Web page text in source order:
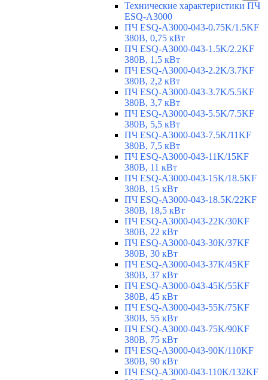
Технические характеристики ПЧ
ESQ-A3000
ПЧ ESQ-A3000-043-0.75K/1.5KF
380В, 0,75 кВт
ПЧ ESQ-A3000-043-1.5K/2.2KF
380В, 1,5 кВт
ПЧ ESQ-A3000-043-2.2K/3.7KF
380В, 2,2 кВт
ПЧ ESQ-A3000-043-3.7K/5.5KF
380В, 3,7 кВт
ПЧ ESQ-A3000-043-5.5K/7.5KF
380В, 5,5 кВт
ПЧ ESQ-A3000-043-7.5K/11KF
380В, 7,5 кВт
ПЧ ESQ-A3000-043-11K/15KF
380В, 11 кВт
ПЧ ESQ-A3000-043-15K/18.5KF
380В, 15 кВт
ПЧ ESQ-A3000-043-18.5K/22KF
380В, 18,5 кВт
ПЧ ESQ-A3000-043-22K/30KF
380В, 22 кВт
ПЧ ESQ-A3000-043-30K/37KF
380В, 30 кВт
ПЧ ESQ-A3000-043-37K/45KF
380В, 37 кВт
ПЧ ESQ-A3000-043-45K/55KF
380В, 45 кВт
ПЧ ESQ-A3000-043-55K/75KF
380В, 55 кВт
ПЧ ESQ-A3000-043-75K/90KF
380В, 75 кВт
ПЧ ESQ-A3000-043-90K/110KF
380В, 90 кВт
ПЧ ESQ-A3000-043-110K/132KF